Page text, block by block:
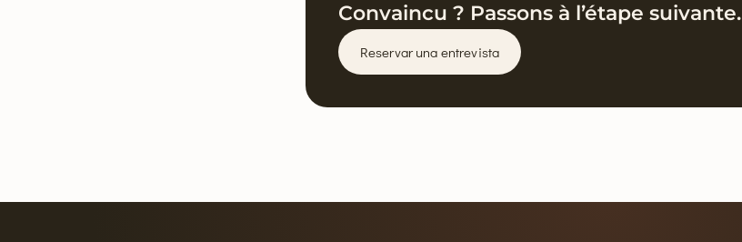
Convaincu ? Passons à l’étape suivante.
Reservar una entrevista